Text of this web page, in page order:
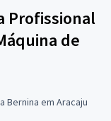
Profissional
de
Bernina em Aracaju